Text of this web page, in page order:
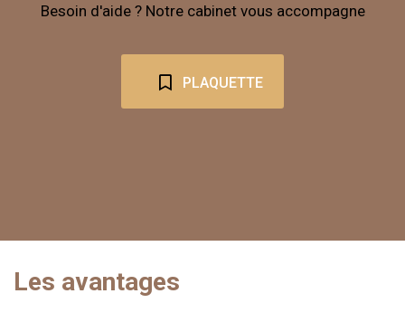
Besoin d'aide ? Notre cabinet vous accompagne
PLAQUETTE
Les avantages